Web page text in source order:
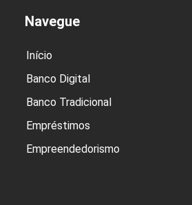
Navegue
Início
Banco Digital
Banco Tradicional
Empréstimos
Empreendedorismo